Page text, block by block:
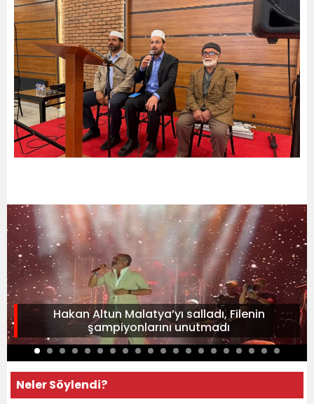
Hakan Altun Malatya’yı salladı, Filenin
şampiyonlarını unutmadı
Neler Söylendi?